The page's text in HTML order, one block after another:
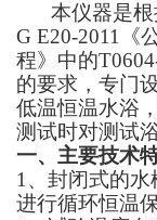
本仪器是
G E20-2011《
程》中的
的要求，专门
低温恒温水浴
测试时对测试
一、主要技术
1、封闭式的
进行循环恒温保